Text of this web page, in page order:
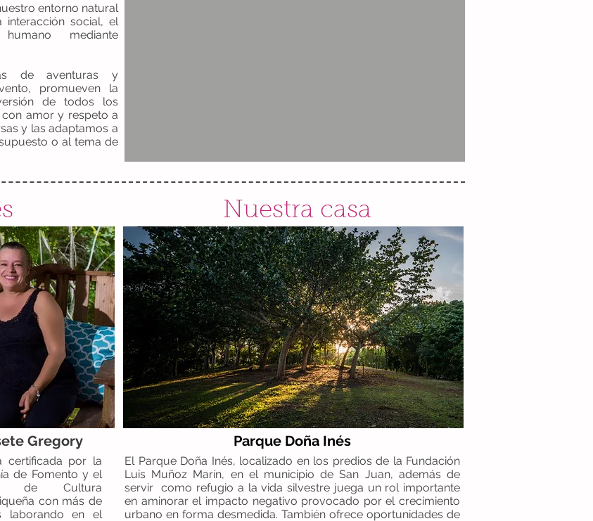
entorno natural
social, el
mediante
de aventuras y
promueven la
de todos los
amor y respeto a
y las adaptamos a
o al tema de
Gregory
certificada por la
de Fomento y el
de Cultura
con más de
laborando en el
Nuestra casa
Parque Doña Inés
El Parque Doña Inés, localizado en los predios de la Fundación
Luis Muñoz Marín, en el municipio de San Juan, además de
servir como refugio a la vida silvestre juega un rol importante
en aminorar el impacto negativo provocado por el crecimiento
urbano en forma desmedida. También ofrece oportunidades de